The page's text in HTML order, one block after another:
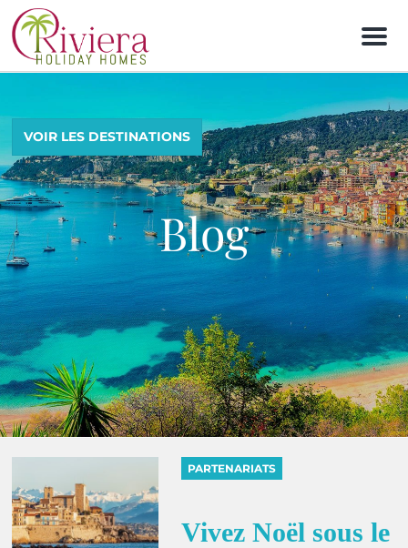
M
n
VOIR LES DESTINATIONS
Blog
PARTENARIATS
Vivez Noël sous le